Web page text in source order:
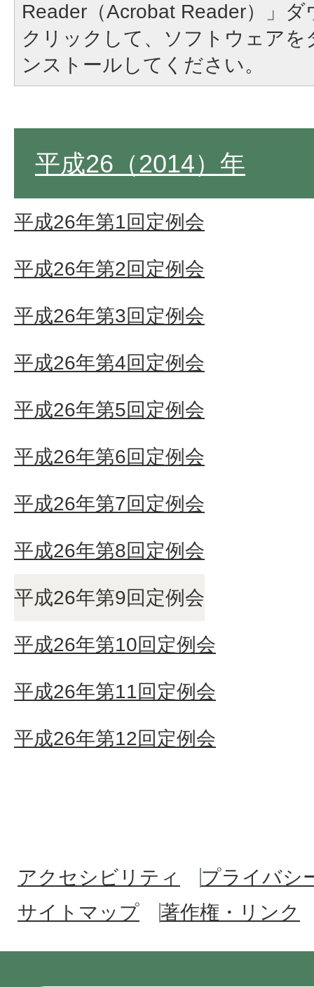
Reader（Acrobat Reader）」
クリックして、ソフトウェア
ンストールしてください。
平成26（2014）年
平成26年第1回定例会
平成26年第2回定例会
平成26年第3回定例会
平成26年第4回定例会
平成26年第5回定例会
平成26年第6回定例会
平成26年第7回定例会
平成26年第8回定例会
平成26年第9回定例会
平成26年第10回定例会
平成26年第11回定例会
平成26年第12回定例会
アクセシビリティ
プライバシ
サイトマップ
著作権・リンク